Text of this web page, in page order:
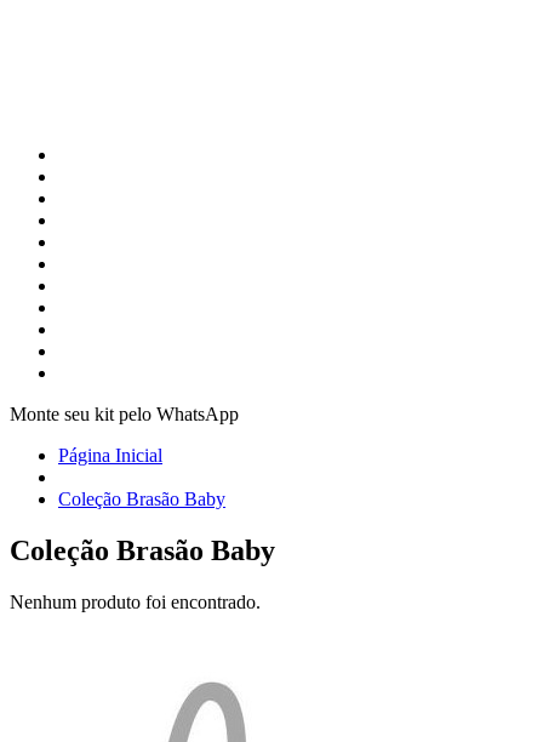
Monte seu kit pelo WhatsApp
Página Inicial
Coleção Brasão Baby
Coleção Brasão Baby
Nenhum produto foi encontrado.